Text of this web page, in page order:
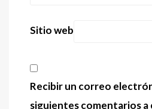
Sitio web
Recibir un correo
siguientes comentarios a